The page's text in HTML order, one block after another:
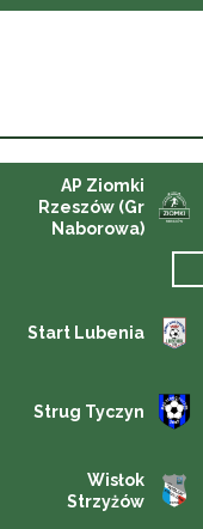
AP Ziomki
Rzeszów (Gr
Naborowa)
Start Lubenia
Strug Tyczyn
Wisłok
Strzyżów